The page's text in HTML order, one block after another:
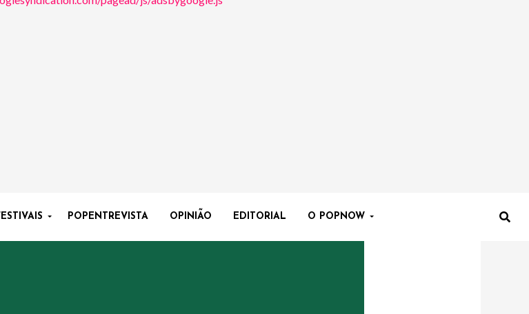
POPENTREVISTA OPINIÃO EDITORIAL O POPNOW